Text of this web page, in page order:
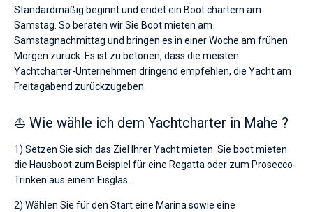
Standardmäßig beginnt und endet ein Boot chartern am
Samstag. So beraten wir Sie Boot mieten am
Samstagnachmittag und bringen es in einer Woche am frühen
Morgen zurück. Es ist zu betonen, dass die meisten
Yachtcharter-Unternehmen dringend empfehlen, die Yacht am
Freitagabend zurückzugeben.
⛵ Wie wähle ich dem Yachtcharter in Mahe ?
1) Setzen Sie sich das Ziel Ihrer Yacht mieten. Sie boot mieten
die Hausboot zum Beispiel für eine Regatta oder zum Prosecco-
Trinken aus einem Eisglas.
2) Wählen Sie für den Start eine Marina sowie eine